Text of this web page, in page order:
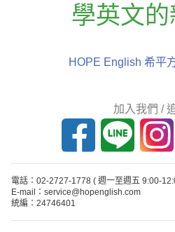
學英文
HOPE English 希平
加入我們 /
電話：02-2727-1778 ( 週一至週五 9:00-
E-mail：service@hopenglish.com
統編：24746401